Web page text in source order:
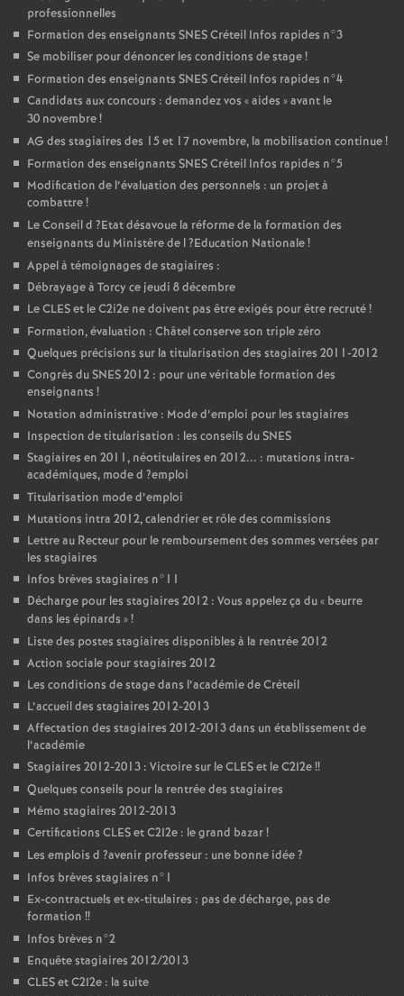
professionnelles
Formation des enseignants SNESCréteil Infos rapides n°3
Se mobiliser pour dénoncer les conditions de stage!
Formation des enseignants SNESCréteil Infos rapides n°4
Candidats aux concours : demandez vos «aides » avant le
30 novembre!
AG des stagiaires des 15 et 17 novembre, la mobilisation continue!
Formation des enseignants SNESCréteil Infos rapides n°5
Modification de l’évaluation des personnels : un projet à
combattre!
Le Conseil d ?Etat désavoue la réforme de la formation des
enseignants du Ministère de l?Education Nationale!
Appel à témoignages de stagiaires :
Débrayage à Torcy ce jeudi 8 décembre
LeCLESet le C2i2e ne doivent pas être exigés pour être recruté!
Formation, évaluation : Châtel conserve son triple zéro
Quelques précisions sur la titularisation des stagiaires 2011-2012
Congrès duSNES2012 : pour une véritable formation des
enseignants !
Notation administrative : Mode d’emploi pour les stagiaires
Inspection de titularisation : les conseils duSNES
Stagiaires en 2011, néotitulaires en 2012... : mutations intra-
académiques, mode d ?emploi
Titularisation mode d’emploi
Mutations intra 2012, calendrier et rôle des commissions
Lettre au Recteur pour le remboursement des sommes versées par
les stagiaires
Infos brèves stagiaires n°11
Décharge pour les stagiaires 2012 : Vous appelez ça du « beurre
dans les épinards »!
Liste des postes stagiaires disponibles à la rentrée 2012
Action sociale pour stagiaires 2012
Les conditions de stage dans l’académie de Créteil
L’accueil des stagiaires 2012-2013
Affectation des stagiaires 2012-2013 dans un établissement de
l’académie
Stagiaires 2012-2013 : Victoire sur leCLESet le C2I2e!!
Quelques conseils pour la rentrée des stagiaires
Mémo stagiaires 2012-2013
Certifications CLESet C2I2e : le grand bazar!
Les emplois d ?avenir professeur : une bonne idée?
Infos brèves stagiaires n°1
Ex-contractuels et ex-titulaires : pas de décharge, pas de
formation !!
Infos brèves n°2
Enquête stagiaires 2012/2013
CLESet C2I2e : la suite